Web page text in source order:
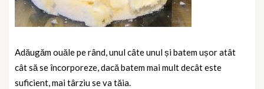
Adăugăm ouăle pe rând, unul câte unul și batem ușor atât
cât să se încorporeze, dacă batem mai mult decât este
suficient, mai târziu se va tăia.